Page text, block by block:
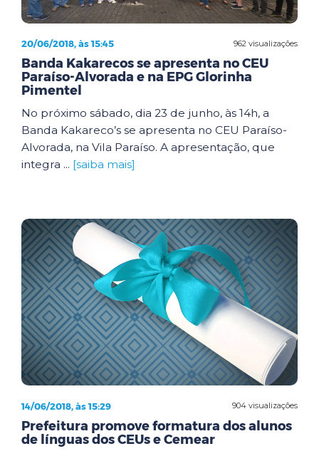
962 visualizações
20/06/2018, às 15:45
Banda Kakarecos se apresenta no CEU
Paraíso-Alvorada e na EPG Glorinha
Pimentel
No próximo sábado, dia 23 de junho, às 14h, a
Banda Kakareco’s se apresenta no CEU Paraíso-
Alvorada, na Vila Paraíso. A apresentação, que
integra ... [saiba mais]
904 visualizações
14/06/2018, às 15:29
Prefeitura promove formatura dos alunos
de línguas dos CEUs e Cemear